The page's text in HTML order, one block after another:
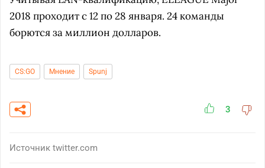
2018 проходит с 12 по 28 января. 24 команды
борются за миллион долларов.
CS:GO Мнение Spunj
3
Источник twitter.com